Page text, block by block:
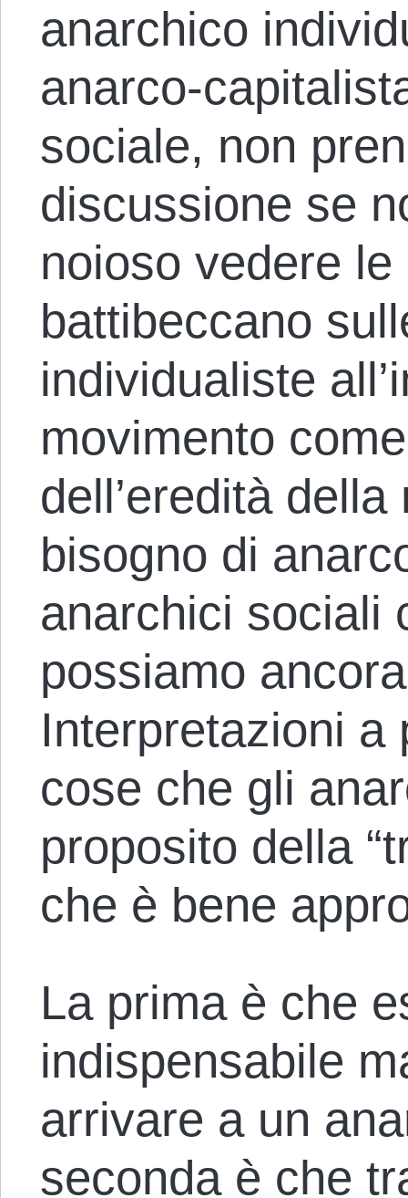
anarchico
anarco-
sociale, non
discussione se
noioso vedere
battibeccano
individualiste
movimento
dell’eredità
bisogno di
anarchici sociali
possiamo
Interpretazioni a
cose che gli
proposito della
che è bene
La prima è che
indispensabile
arrivare a un
seconda è che